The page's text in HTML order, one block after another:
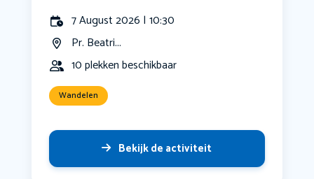
7 August 2026 | 10:30
Pr. Beatri...
10 plekken beschikbaar
Wandelen
Bekijk de activiteit